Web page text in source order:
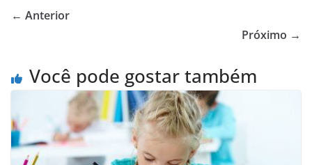
← Anterior
Próximo →
Você pode gostar também